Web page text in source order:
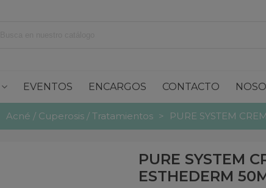
EVENTOS ENCARGOS CONTACTO
Acné / Cuperosis / Tratamientos > PURE SYSTEM
PURE SYSTEM
ESTHEDERM